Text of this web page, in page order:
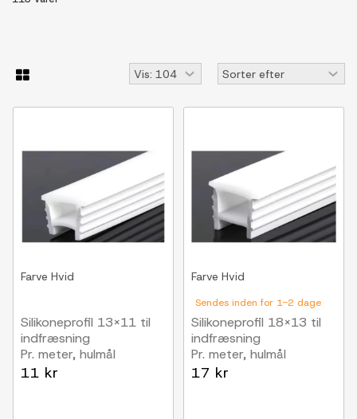
Farve Hvid
Silikoneprofil 13x11 til
indfræsning
Pr. meter, hulmål
10x10mm, passer til 5-
11 kr
Sendes inden for 1-2 dage
Farve Hvid
Silikoneprofil 18x13 til
indfræsning
Pr. meter, hulmål
14x14mm, passer til 8-
17 kr